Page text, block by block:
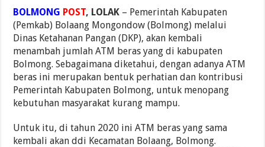
BOLMONG POST, LOLAK – Pemerintah Kabupaten
(Pemkab) Bolaang Mongondow (Bolmong) melalui
Dinas Ketahanan Pangan (DKP), akan kembali
menambah jumlah ATM beras yang di kabupaten
Bolmong. Sebagaimana diketahui, dengan adanya ATM
beras ini merupakan bentuk perhatian dan kontribusi
Pemerintah Kabupaten Bolmong, untuk menopang
kebutuhan masyarakat kurang mampu.
Untuk itu, di tahun 2020 ini ATM beras yang sama
kembali akan ddi Kecamatan Bolaang, Bolmong.